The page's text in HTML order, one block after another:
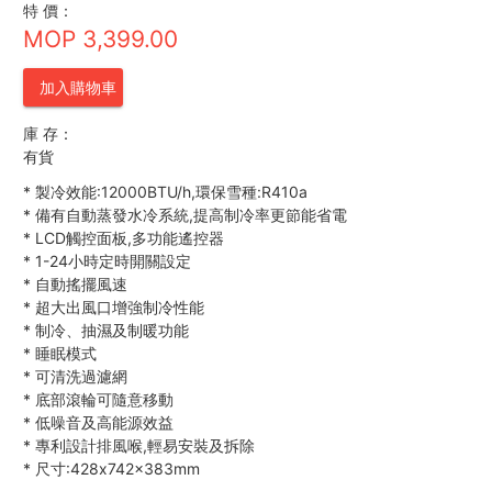
特 價：
MOP 3,399.00
加入購物車
庫 存：
有貨
* 製冷效能:12000BTU/h,環保雪種:R410a
* 備有自動蒸發水冷系統,提高制冷率更節能省電
* LCD觸控面板,多功能遙控器
* 1-24小時定時開關設定
* 自動搖擺風速
* 超大出風口增強制冷性能
* 制冷、抽濕及制暖功能
* 睡眠模式
* 可清洗過濾網
* 底部滾輪可隨意移動
* 低噪音及高能源效益
* 專利設計排風喉,輕易安裝及拆除
* 尺寸:428x742x383mm